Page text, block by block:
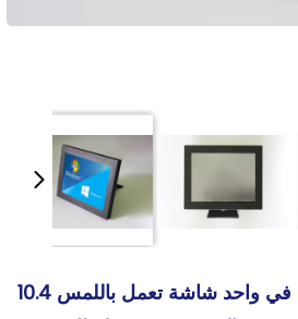
الإنتاج الصناعي الكل في واحد شاشة تعمل باللمس 10.4